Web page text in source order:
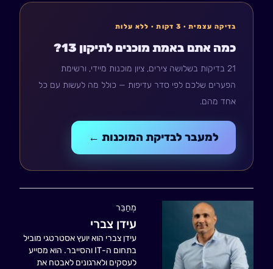
בדיקה עצמית · 3 דקות · ללא עלות
כמה אתם באמת מוכנים לתיקון 13?
21 בדיקות בשלושה צירים, ציון מוכנות מיידי, ורשימת
הפערים שלכם לפי סדר עדיפות — כולל מה לעשות עם כל
אחד מהם.
למעבר לבדיקת המוכנות ←
מְחַבֵּר
עידן צברי
עידן צברי הוא יועץ אסטרטגי מוביל
בתחום ה-IT והסייבר. הוא מסייע
לעסקים ולארגונים לאבטח את